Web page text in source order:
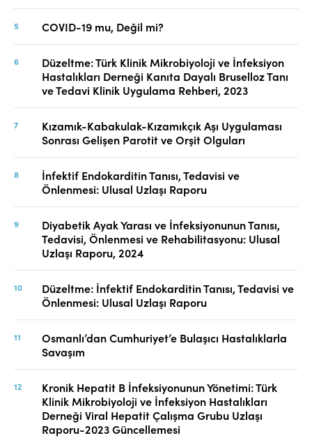
COVID-19 mu, Değil mi?
Düzeltme: Türk Klinik Mikrobiyoloji ve İnfeksiyon
Hastalıkları Derneği Kanıta Dayalı Bruselloz Tanı
ve Tedavi Klinik Uygulama Rehberi, 2023
Kızamık-Kabakulak-Kızamıkçık Aşı Uygulaması
Sonrası Gelişen Parotit ve Orşit Olguları
İnfektif Endokarditin Tanısı, Tedavisi ve
Önlenmesi: Ulusal Uzlaşı Raporu
Diyabetik Ayak Yarası ve İnfeksiyonunun Tanısı,
Tedavisi, Önlenmesi ve Rehabilitasyonu: Ulusal
Uzlaşı Raporu, 2024
Düzeltme: İnfektif Endokarditin Tanısı, Tedavisi ve
Önlenmesi: Ulusal Uzlaşı Raporu
Osmanlı’dan Cumhuriyet’e Bulaşıcı Hastalıklarla
Savaşım
Kronik Hepatit B İnfeksiyonunun Yönetimi: Türk
Klinik Mikrobiyoloji ve İnfeksiyon Hastalıkları
Derneği Viral Hepatit Çalışma Grubu Uzlaşı
Raporu-2023 Güncellemesi